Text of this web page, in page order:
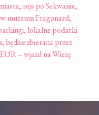
rejs po Sekwanie,
muzeum Fragonard,
lokalne podatki
będzie zbierana przez
– wjazd na Wieżę